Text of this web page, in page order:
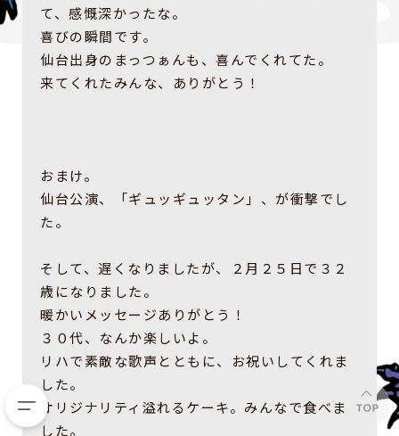
て、感慨深かったな。
喜びの瞬間です。
仙台出身のまっつぁんも、喜んでくれてた。
来てくれたみんな、ありがとう！
おまけ。
仙台公演、「ギュッギュッタン」、が衝撃でし
た。
そして、遅くなりましたが、２月２５日で３２
歳になりました。
暖かいメッセージありがとう！
３０代、なんか楽しいよ。
リハで素敵な歌声とともに、お祝いしてくれま
した。
オリジナリティ溢れるケーキ。みんなで食べま
した。